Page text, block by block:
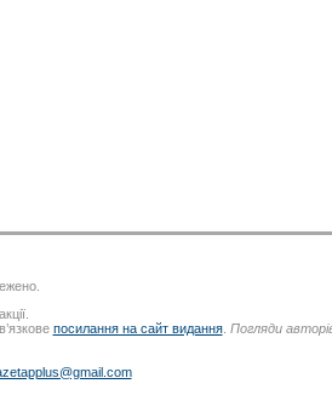
посилання на сайт видання. Погляди